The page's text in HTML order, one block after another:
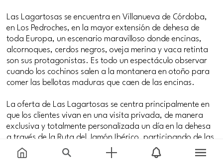
Las Lagartosas se encuentra en Villanueva de Córdoba,
en Los Pedroches, en la mayor extensión de dehesa de
toda Europa, un escenario maravilloso donde encinas,
alcornoques, cerdos negros, oveja merina y vaca retinta
son sus protagonistas. Es todo un espectáculo observar
cuando los cochinos salen a la montanera en otoño para
comer las bellotas maduras que caen de las encinas.
La oferta de Las Lagartosas se centra principalmente en
que los clientes vivan en una visita privada, de manera
exclusiva y totalmente personalizada un día en la dehesa
a través de la Ruta del Jamón Ibérico, participando de las
distintas faenas que se desarrollan en la finca y, en
general, elaborando actividades de naturaleza, ocio y